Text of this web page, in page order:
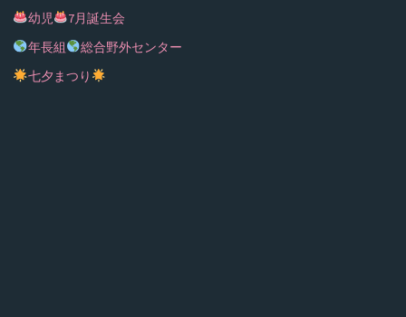
幼児
7月誕生会
年長組
総合野外センター
七夕まつり